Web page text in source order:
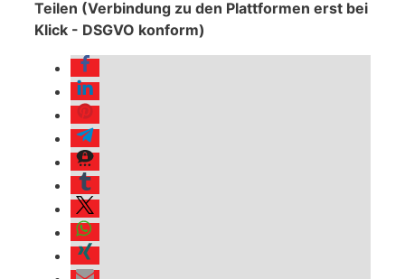
Teilen (Verbindung zu den Plattformen erst bei
Klick - DSGVO konform)